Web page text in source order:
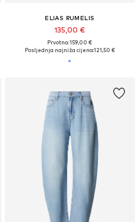
ELIAS RUMELIS
135,00 €
Prvotno: 159,00 €
Posljednja najniža cijena:121,50 €